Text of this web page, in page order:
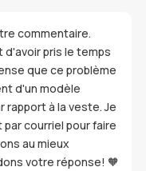
commentaire.
pris le temps
que ce problème
d'un modèle
rapport à la veste. Je
courriel pour faire
au mieux
votre réponse! 🧡